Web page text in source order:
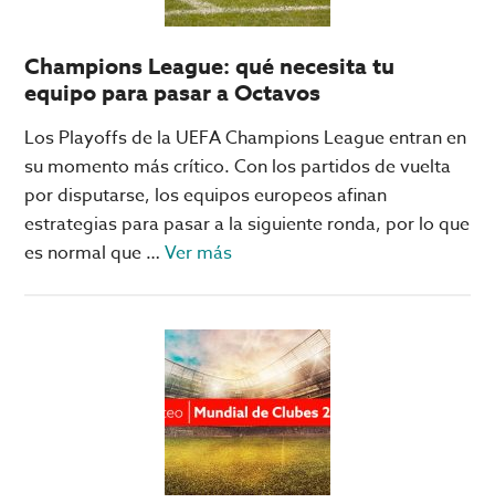
Online
casino
favorito
Champions League: qué necesita tu
equipo para pasar a Octavos
Los Playoffs de la UEFA Champions League entran en
su momento más crítico. Con los partidos de vuelta
por disputarse, los equipos europeos afinan
estrategias para pasar a la siguiente ronda, por lo que
es normal que …Ver másacerca
League:
qué
necesita
tu
equipo
para